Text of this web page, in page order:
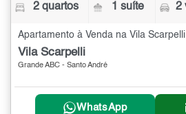
2 quartos 1 suíte 2
Apartamento à Venda na Vila
Vila Scarpelli
Grande ABC - Santo André
WhatsApp